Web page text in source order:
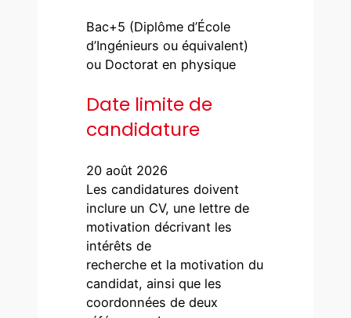
Bac+5 (Diplôme d’École
d’Ingénieurs ou équivalent)
ou Doctorat en physique
Date limite de
candidature
20 août 2026
Les candidatures doivent
inclure un CV, une lettre de
motivation décrivant les
intérêts de
recherche et la motivation du
candidat, ainsi que les
coordonnées de deux